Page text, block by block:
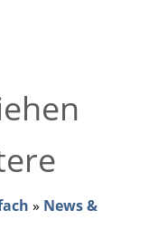
» News &